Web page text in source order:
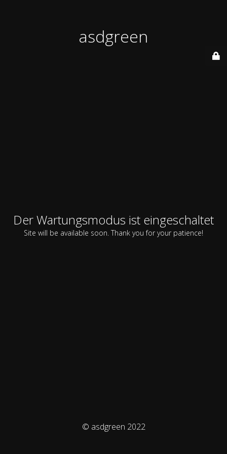
asdgreen
Der Wartungsmodus ist eingeschaltet
Site will be available soon. Thank you for your patience!
© asdgreen 2022